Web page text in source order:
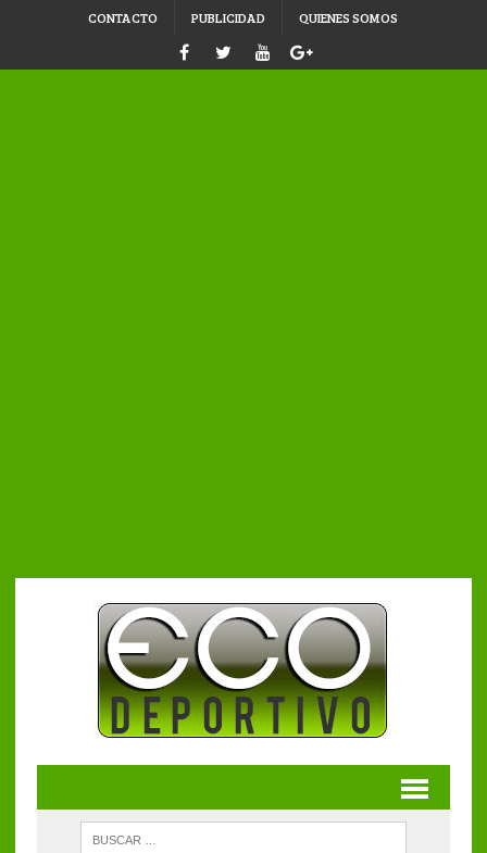
CONTACTO PUBLICIDAD QUIENES SOMOS